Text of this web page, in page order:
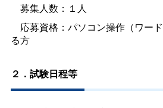
募集人数：１人
応募資格：パソコン操作（ワー
る方
２．試験日程等